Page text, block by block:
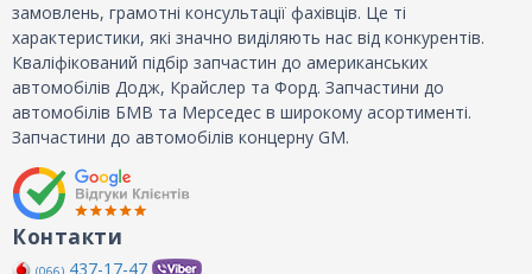
замовлень, грамотні консультації фахівців. Це ті
характеристики, які значно виділяють нас від конкурентів.
Кваліфікований підбір запчастин до американських
автомобілів Додж, Крайслер та Форд. Запчастини до
автомобілів БМВ та Мерседес в широкому асортименті.
Запчастини до автомобілів концерну GM.
Контакти
437-17-47